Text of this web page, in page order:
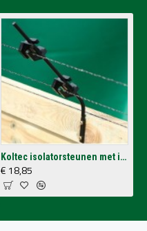
Koltec isolatorsteunen met isolatoren voor op schutting (4 stuks)
€ 18,85